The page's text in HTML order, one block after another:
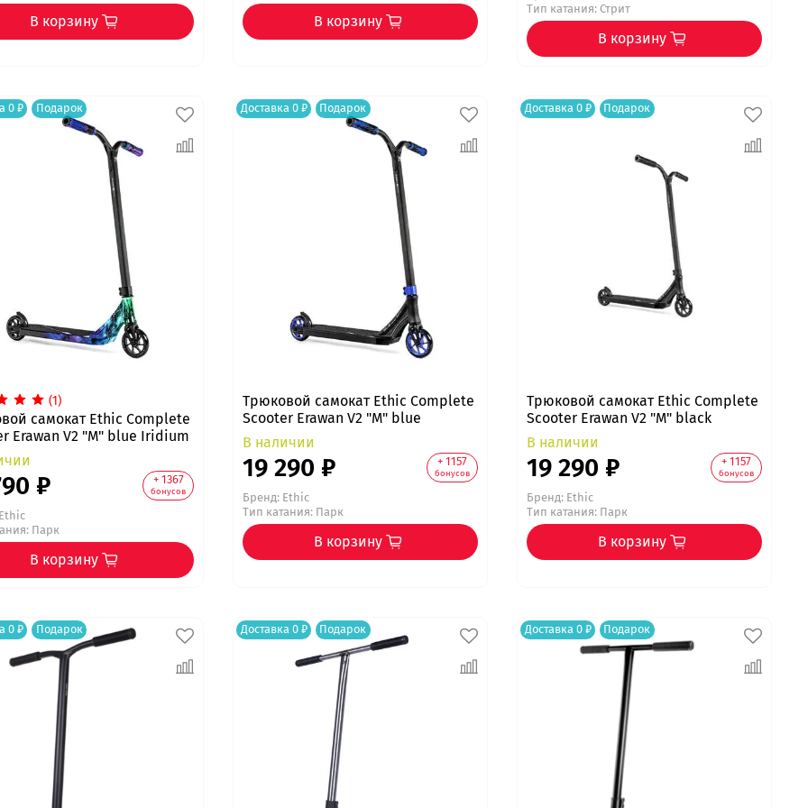
В корзину В корзину
Тип катания: Стрит
В корзину
0 ₽ Подарок
(1)
самокат Ethic Complete
Erawan V2 "M" blue Iridium
₽ + 1367
бонусов
Ethic
Парк
В корзину
Доставка 0 ₽ Подарок
Трюковой самокат Ethic Complete
Scooter Erawan V2 "M" blue
В наличии
19 290 ₽ + 1157
бонусов
Бренд: Ethic
Тип катания: Парк
В корзину
Доставка 0 ₽ Подарок
Трюковой самокат Ethic Complete
Scooter Erawan V2 "M" black
В наличии
19 290 ₽ + 1157
бонусов
Бренд: Ethic
Тип катания: Парк
В корзину
0 ₽ Подарок Доставка 0 ₽ Подарок Доставка 0 ₽ Подарок